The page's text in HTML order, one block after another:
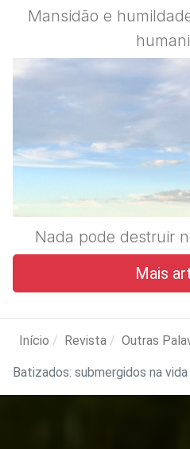
Mansidão e
Nada pode destruir
Mais
Início Revista Outras
Batizados: submergidos na vida